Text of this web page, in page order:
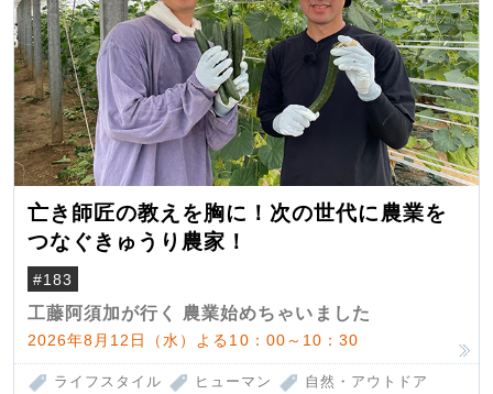
亡き師匠の教えを胸に！次の世代に農業を
つなぐきゅうり農家！
#183
工藤阿須加が行く 農業始めちゃいました
2026年8月12日（水）よる10：00～10：30
ライフスタイル ヒューマン 自然・アウトドア